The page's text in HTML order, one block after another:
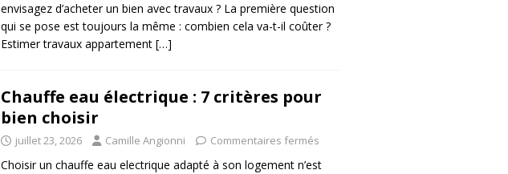
envisagez d’acheter un bien avec travaux ? La première question
qui se pose est toujours la même : combien cela va-t-il coûter ?
Estimer travaux appartement […]
Chauffe eau électrique : 7 critères pour
bien choisir
juillet 23, 2026 Camille Angionni Commentaires fermés
Choisir un chauffe eau electrique adapté à son logement n’est